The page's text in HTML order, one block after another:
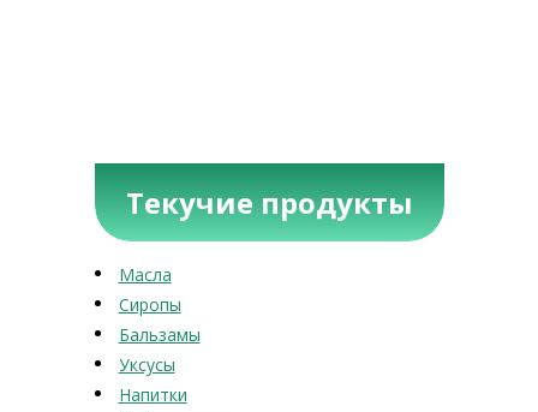
Текучие продукты
Масла
Сиропы
Бальзамы
Уксусы
Напитки